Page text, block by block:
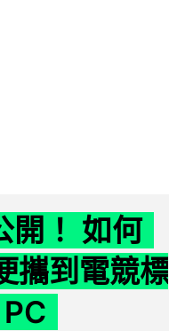
開！ 如何
攜到電競標